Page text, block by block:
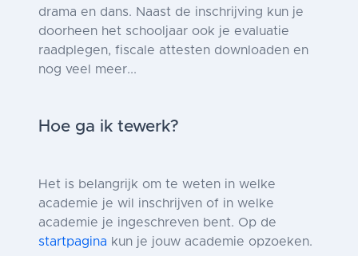
drama en dans. Naast de inschrijving kun je
doorheen het schooljaar ook je evaluatie
raadplegen, fiscale attesten downloaden en
nog veel meer...
Hoe ga ik tewerk?
Het is belangrijk om te weten in welke
academie je wil inschrijven of in welke
academie je ingeschreven bent. Op de
startpagina kun je jouw academie opzoeken.